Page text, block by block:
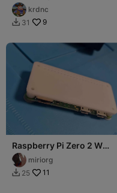
Raspberry Pi Zero 2W
krdnc
 31 9
Raspberry Pi Zero 2 W
minimal Case
miriorg
 25 11